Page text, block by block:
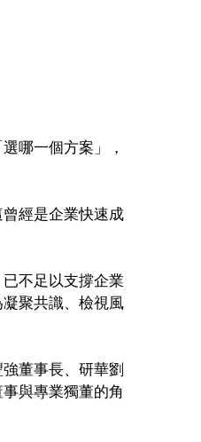
哪一個方案」，
經是企業快速成
不足以支撐企業
聚共識、檢視風
董事長、研華劉
與專業獨董的角